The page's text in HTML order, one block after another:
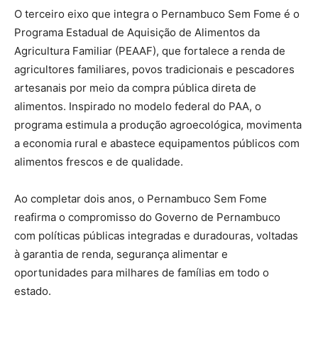
O terceiro eixo que integra o Pernambuco Sem Fome é o
Programa Estadual de Aquisição de Alimentos da
Agricultura Familiar (PEAAF), que fortalece a renda de
agricultores familiares, povos tradicionais e pescadores
artesanais por meio da compra pública direta de
alimentos. Inspirado no modelo federal do PAA, o
programa estimula a produção agroecológica, movimenta
a economia rural e abastece equipamentos públicos com
alimentos frescos e de qualidade.
Ao completar dois anos, o Pernambuco Sem Fome
reafirma o compromisso do Governo de Pernambuco
com políticas públicas integradas e duradouras, voltadas
à garantia de renda, segurança alimentar e
oportunidades para milhares de famílias em todo o
estado.